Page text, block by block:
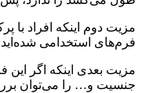
مزیت دوم اینکه افراد
فرم‌های استخدامی
مزیت بعدی اینکه اگر این
جنسیت و… را می‌توان